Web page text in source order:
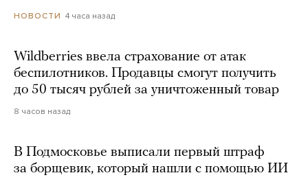
НОВОСТИ 4 часа назад
Wildberries ввела страхование от атак
беспилотников. Продавцы смогут получить
до 50 тысяч рублей за уничтоженный товар
8 часов назад
В Подмосковье выписали первый штраф
за борщевик, который нашли с помощью ИИ